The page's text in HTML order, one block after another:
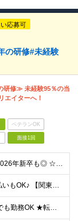
応募可
の研修#未経験
研修≫ 未経験95％の当
エイターへ！
ベテランOK
面接1回
☆完全未経験OK・第二新卒&2026年新卒も◎ ☆社員の7割が20代 ☆経歴・ブランク不問 ※学歴不問 …━━━━━━━━━━ 未経験スタート前提のポテンシャル採用です。 毎月全国で複数人を採用して
◆正社員／契約社員※給与前払いもOK♪ 【関東（一都三県）】 月給25万円～ ※固定残業代（月20時間分／月3万2383円）を含む。超過分は別途支給。 ※試用期間中の給与は月給22万円～ 【関東（北
★全国47都道府県、どこからでも勤務OK ★転勤なし！腰を据えて活躍◎ ★マイカー通勤OK（拠点による） ★業務に慣れたら、ゆくゆくはリモート併用やフルリモートも可能 全国のお客様先にて勤務していた